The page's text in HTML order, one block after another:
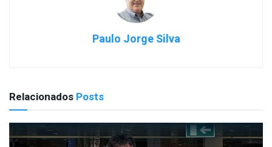
Paulo Jorge Silva
Relacionados Posts